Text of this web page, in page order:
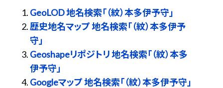
GeoLOD 地名検索「（紋）本多伊予守」
歴史地名マップ 地名検索「（紋）本多伊予
守」
Geoshapeリポジトリ 地名検索「（紋）本多
伊予守」
Googleマップ 地名検索「（紋）本多伊予守」